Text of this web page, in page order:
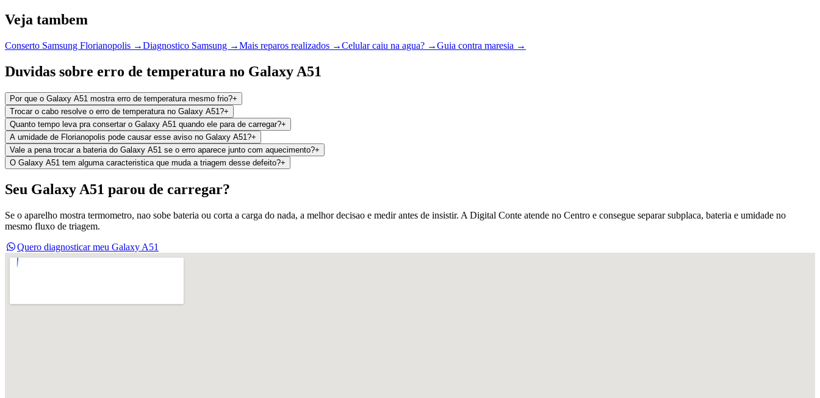
Veja tambem
Conserto Samsung Florianopolis →Diagnostico Samsung →Mais reparos realizados →Celular caiu na agua? →Guia contra maresia →
Duvidas sobre erro de temperatura no Galaxy A51
Por que o Galaxy A51 mostra erro de temperatura mesmo frio?+
Trocar o cabo resolve o erro de temperatura no Galaxy A51?+
Quanto tempo leva pra consertar o Galaxy A51 quando ele para de carregar?+
A umidade de Florianopolis pode causar esse aviso no Galaxy A51?+
Vale a pena trocar a bateria do Galaxy A51 se o erro aparece junto com aquecimento?+
O Galaxy A51 tem alguma caracteristica que muda a triagem desse defeito?+
Seu Galaxy A51 parou de carregar?
Se o aparelho mostra termometro, nao sobe bateria ou corta a carga do nada, a melhor decisao e medir antes de insistir. A Digital Conte atende no Centro e consegue separar subplaca, bateria e umidade no
mesmo fluxo de triagem.
Quero diagnosticar meu Galaxy A51